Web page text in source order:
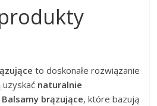
to doskonałe rozwiązanie
naturalnie
Balsamy brązujące, które bazują